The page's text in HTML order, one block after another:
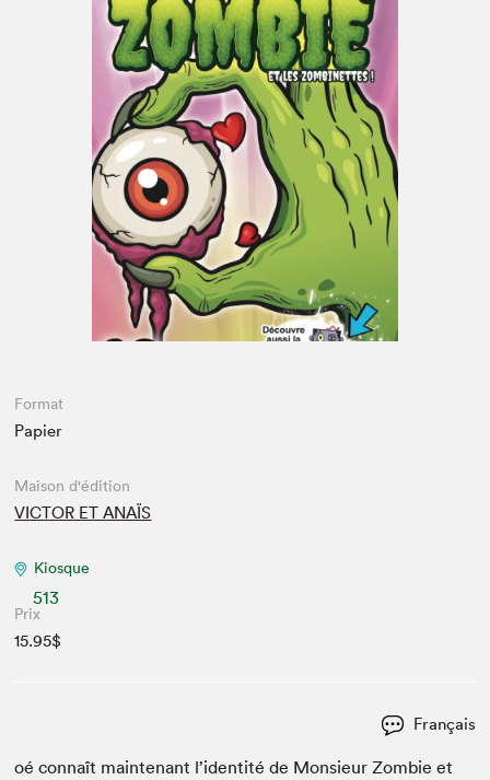
Espace enseignant·e·s
Espace pro
Format
Papier
Maison d'édition
VICTOR ET ANAÏS
Kiosque
513
Prix
15.95$
Français
oé con­naît main­tenant l’identité de Mon­sieur Zom­bie et